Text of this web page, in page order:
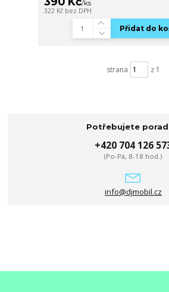
/ks
322 Kč bez DPH
Přidat do
strana z 1
Potřebujete
+420 704 126
(Po-Pá, 8-18 hod.)
info@djmobil.cz